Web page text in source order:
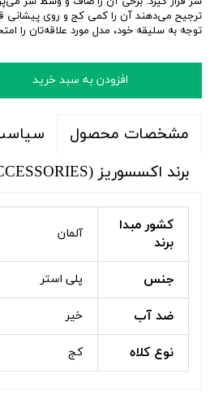
ترجیح می‌دهند آن را کمی کج و روی پیشانی
توجه به سلیقه خود، مدل مورد علاقه‌تان را
افزودن به سبد خرید
مشخصات محصول
برند اکسسوریز (ACCESSORIES)
کشور مبدا
برند
آلمان
جنس پلی استر
ضد آب خیر
نوع کلاه کج